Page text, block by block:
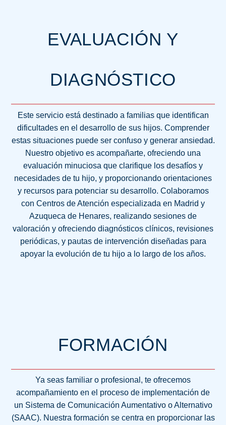
EVALUACIÓN Y
DIAGNÓSTICO
Este servicio está destinado a familias que identifican
dificultades en el desarrollo de sus hijos. Comprender
estas situaciones puede ser confuso y generar ansiedad.
Nuestro objetivo es acompañarte, ofreciendo una
evaluación minuciosa que clarifique los desafíos y
necesidades de tu hijo, y proporcionando orientaciones
y recursos para potenciar su desarrollo. Colaboramos
con Centros de Atención especializada en Madrid y
Azuqueca de Henares, realizando sesiones de
valoración y ofreciendo diagnósticos clínicos, revisiones
periódicas, y pautas de intervención diseñadas para
apoyar la evolución de tu hijo a lo largo de los años.
FORMACIÓN
Ya seas familiar o profesional, te ofrecemos
acompañamiento en el proceso de implementación de
un Sistema de Comunicación Aumentativo o Alternativo
(SAAC). Nuestra formación se centra en proporcionar las